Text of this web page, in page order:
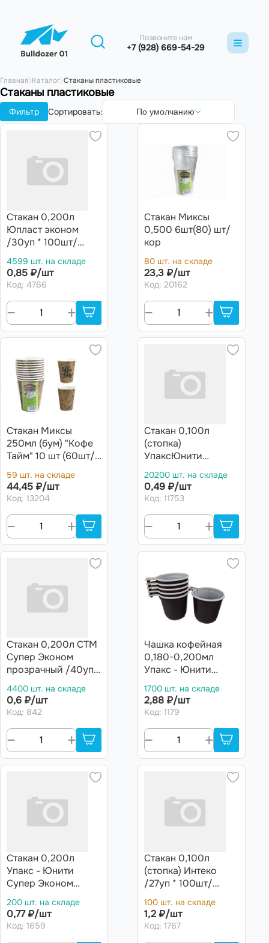
Позвоните нам
+7 (928) 669-54-29
Главная Каталог Стаканы пластиковые
Стаканы пластиковые
Фильтр Сортировать: По умолчанию
Стакан 0,200л
Юпласт эконом
/30уп * 100шт/
4599 шт. на складе
0,85 ₽/шт
Код: 4766
Стакан Миксы
0,500 6шт(80) шт/
кор
80 шт. на складе
23,3 ₽/шт
Код: 20162
Стакан Миксы
250мл (бум) "Кофе
Тайм" 10 шт (60шт/
59 шт. на складе
44,45 ₽/шт
Код: 13204
Стакан 0,100л
(стопка)
УпаксЮнити
/40уп * 100шт/
(4000 шт)
20200 шт. на складе
0,49 ₽/шт
Код: 11753
Стакан 0,200л СТМ
Супер Эконом
прозрачный /40уп *
4400 шт. на складе
0,6 ₽/шт
Код: 842
Чашка кофейная
0,180-0,200мл
Упакс - Юнити
(1000шт) (шт.)
1700 шт. на складе
2,88 ₽/шт
Код: 1179
Стакан 0,200л
Упакс - Юнити
Супер Эконом
(4000шт)
200 шт. на складе
0,77 ₽/шт
Код: 1659
Стакан 0,100л
(стопка) Интеко
/27уп * 100шт/
100 шт. на складе
1,2 ₽/шт
Код: 1767